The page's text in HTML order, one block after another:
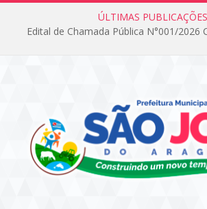
ÚLTIMAS
Edital de Chamada Pública N°001/2026